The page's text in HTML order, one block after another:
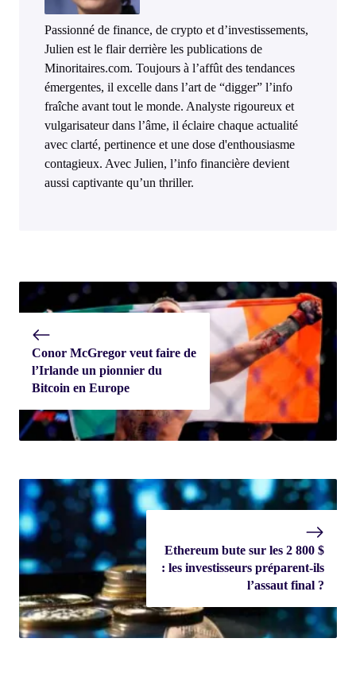
Passionné de finance, de crypto et d’investissements,
Julien est le flair derrière les publications de
Minoritaires.com. Toujours à l’affût des tendances
émergentes, il excelle dans l’art de “digger” l’info
fraîche avant tout le monde. Analyste rigoureux et
vulgarisateur dans l’âme, il éclaire chaque actualité
avec clarté, pertinence et une dose d'enthousiasme
contagieux. Avec Julien, l’info financière devient
aussi captivante qu’un thriller.
Conor McGregor veut faire de
l’Irlande un pionnier du
Bitcoin en Europe
Ethereum bute sur les 2 800 $
: les investisseurs préparent-ils
l’assaut final ?